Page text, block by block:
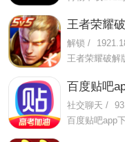
王者荣耀
解锁 /
百度贴吧
社交聊天 /